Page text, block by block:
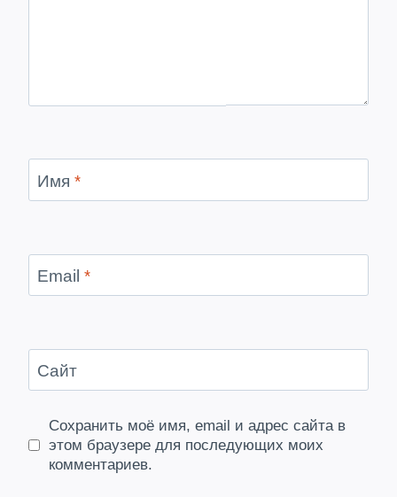
Имя *
Email *
Сайт
Сохранить моё имя, email и адрес сайта в
этом браузере для последующих моих
комментариев.